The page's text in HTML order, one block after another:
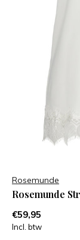
Rosemunde
Rosemunde
€59,95
Incl. btw